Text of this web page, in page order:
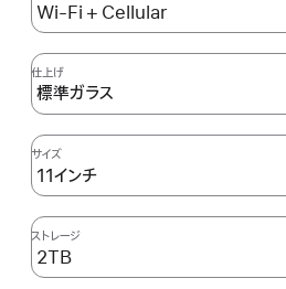
仕上げ
サイズ
ストレージ